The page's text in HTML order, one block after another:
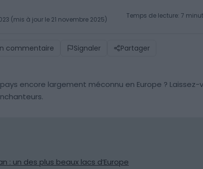
(mis à jour le 21 novembre 2025) Temps de lecture: 7
commentaire Signaler Partager
encore largement méconnu en Europe ?
: un des plus beaux lacs d’Europe